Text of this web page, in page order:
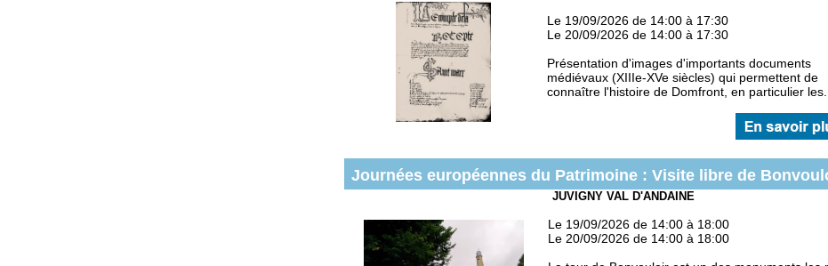
Le 19/09/2026 de 14:00 à 17:30
Le 20/09/2026 de 14:00 à 17:30
Présentation d'images d'importants documents
médiévaux (XIIIe-XVe siècles) qui permettent de
connaître l'histoire de Domfront, en particulier les...
Journées européennes du Patrimoine : Visite libre de
JUVIGNY VAL D'ANDAINE
Le 19/09/2026 de 14:00 à 18:00
Le 20/09/2026 de 14:00 à 18:00